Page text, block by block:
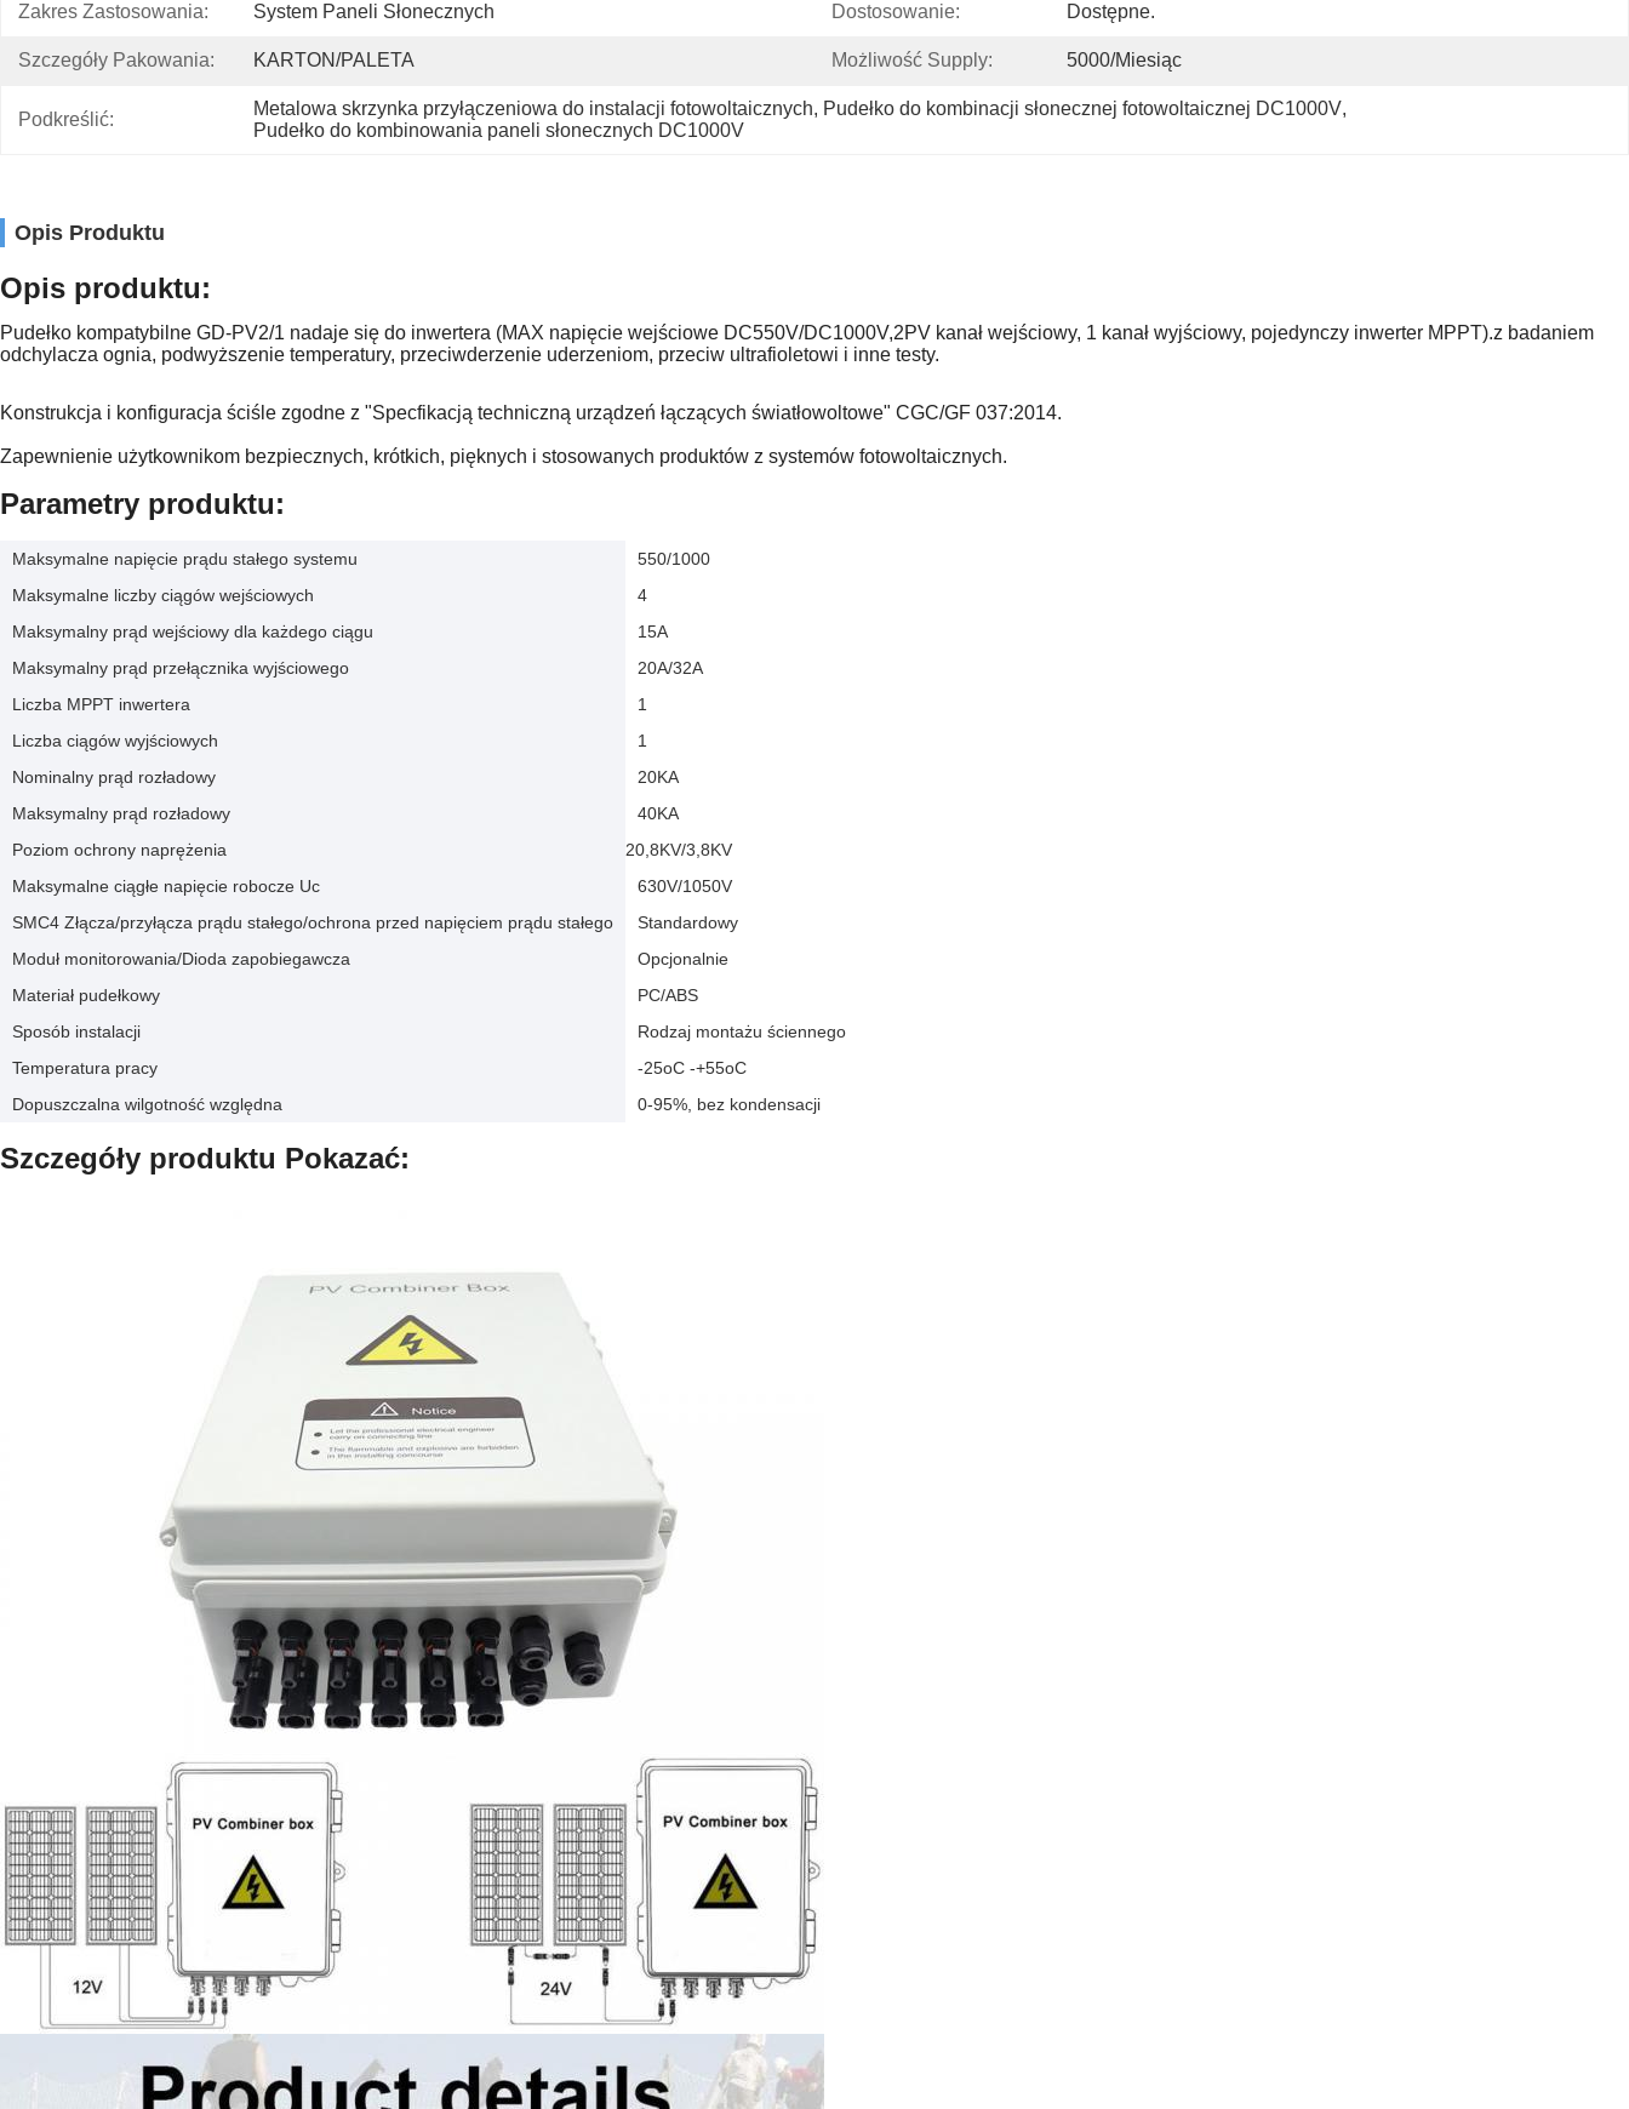
Zakres Zastosowania: System Paneli Słonecznych Dostosowanie: Dostępne.
Szczegóły Pakowania: KARTON/PALETA Możliwość Supply: 5000/miesiąc
Podkreślić:
Metalowa skrzynka przyłączeniowa do instalacji fotowoltaicznych, Pudełko do kombinacji słonecznej fotowoltaicznej DC1000V,
Pudełko do kombinowania paneli słonecznych DC1000V
Opis Produktu
Opis produktu:
Pudełko kompatybilne GD-PV2/1 nadaje się do inwertera (MAX napięcie wejściowe DC550V/DC1000V,2PV kanał wejściowy, 1 kanał wyjściowy, pojedynczy inwerter MPPT).z badaniem
odchylacza ognia, podwyższenie temperatury, przeciwderzenie uderzeniom, przeciw ultrafioletowi i inne testy.
Konstrukcja i konfiguracja ściśle zgodne z "Specfikacją techniczną urządzeń łączących światłowoltowe" CGC/GF 037:2014.
Zapewnienie użytkownikom bezpiecznych, krótkich, pięknych i stosowanych produktów z systemów fotowoltaicznych.
Parametry produktu:
Maksymalne napięcie prądu stałego systemu
550/1000
Maksymalne liczby ciągów wejściowych
4
Maksymalny prąd wejściowy dla każdego ciągu
15A
Maksymalny prąd przełącznika wyjściowego
20A/32A
Liczba MPPT inwertera
1
Liczba ciągów wyjściowych
1
Nominalny prąd rozładowy
20KA
Maksymalny prąd rozładowy
40KA
Poziom ochrony naprężenia
20,8KV/3,8KV
Maksymalne ciągłe napięcie robocze Uc
630V/1050V
SMC4 Złącza/przyłącza prądu stałego/ochrona przed napięciem prądu stałego
Standardowy
Moduł monitorowania/Dioda zapobiegawcza
Opcjonalnie
Materiał pudełkowy
PC/ABS
Sposób instalacji
Rodzaj montażu ściennego
Temperatura pracy
-25oC -+55oC
Dopuszczalna wilgotność względna
0-95%, bez kondensacji
Szczegóły produktu Pokazać: